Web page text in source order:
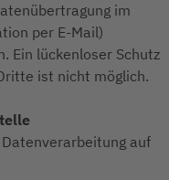
im
per E-Mail)
Ein lückenloser Schutz
ist nicht möglich.
auf